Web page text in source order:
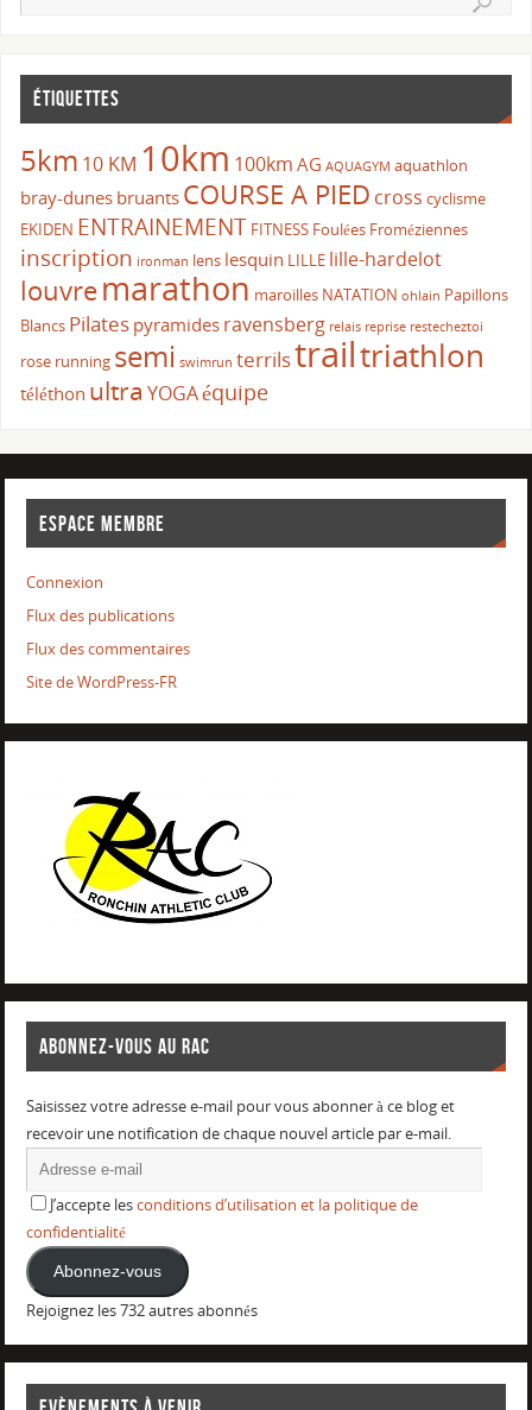
ÉTIQUETTES
5km 10 KM 10km 100km AG AQUAGYM aquathlon
bray-dunes bruants COURSE A PIED cross cyclisme
EKIDEN ENTRAINEMENT FITNESS Foulées Froméziennes
inscription ironman lens lesquin LILLE lille-hardelot
louvremarathon maroilles NATATION ohlain Papillons
Blancs Pilates pyramides ravensberg relais reprise restecheztoi
rose running semi swimrun terrilstrailtriathlon
téléthon ultra YOGAéquipe
ESPACE MEMBRE
Connexion
Flux des publications
Flux des commentaires
Site de WordPress-FR
ABONNEZ-VOUS AU RAC
Saisissez votre adresse e-mail pour vous abonner à ce blog et
recevoir une notification de chaque nouvel article par e-mail.
J’accepte lesconditions d’utilisation et la politique de
confidentialité
Abonnez-vous
Rejoignez les 732 autres abonnés